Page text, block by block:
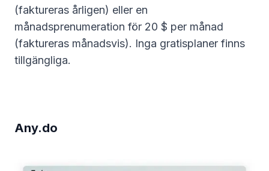
(faktureras årligen) eller en
månadsprenumeration för 20 $ per månad
(faktureras månadsvis). Inga gratisplaner finns
tillgängliga.
Any.do